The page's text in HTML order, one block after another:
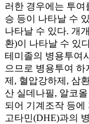
러한 경우에는 투여
승 등이 나타날 수
나타날 수 있다. 개
환)이 나타날 수 있
테미졸의 병용투여
으므로 병용투여
제, 혈압강하제, 삼
산 실데나필, 알코
되어 기계조작 등에
고타민(DHE)과의